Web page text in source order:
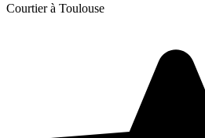
Courtier à Toulouse